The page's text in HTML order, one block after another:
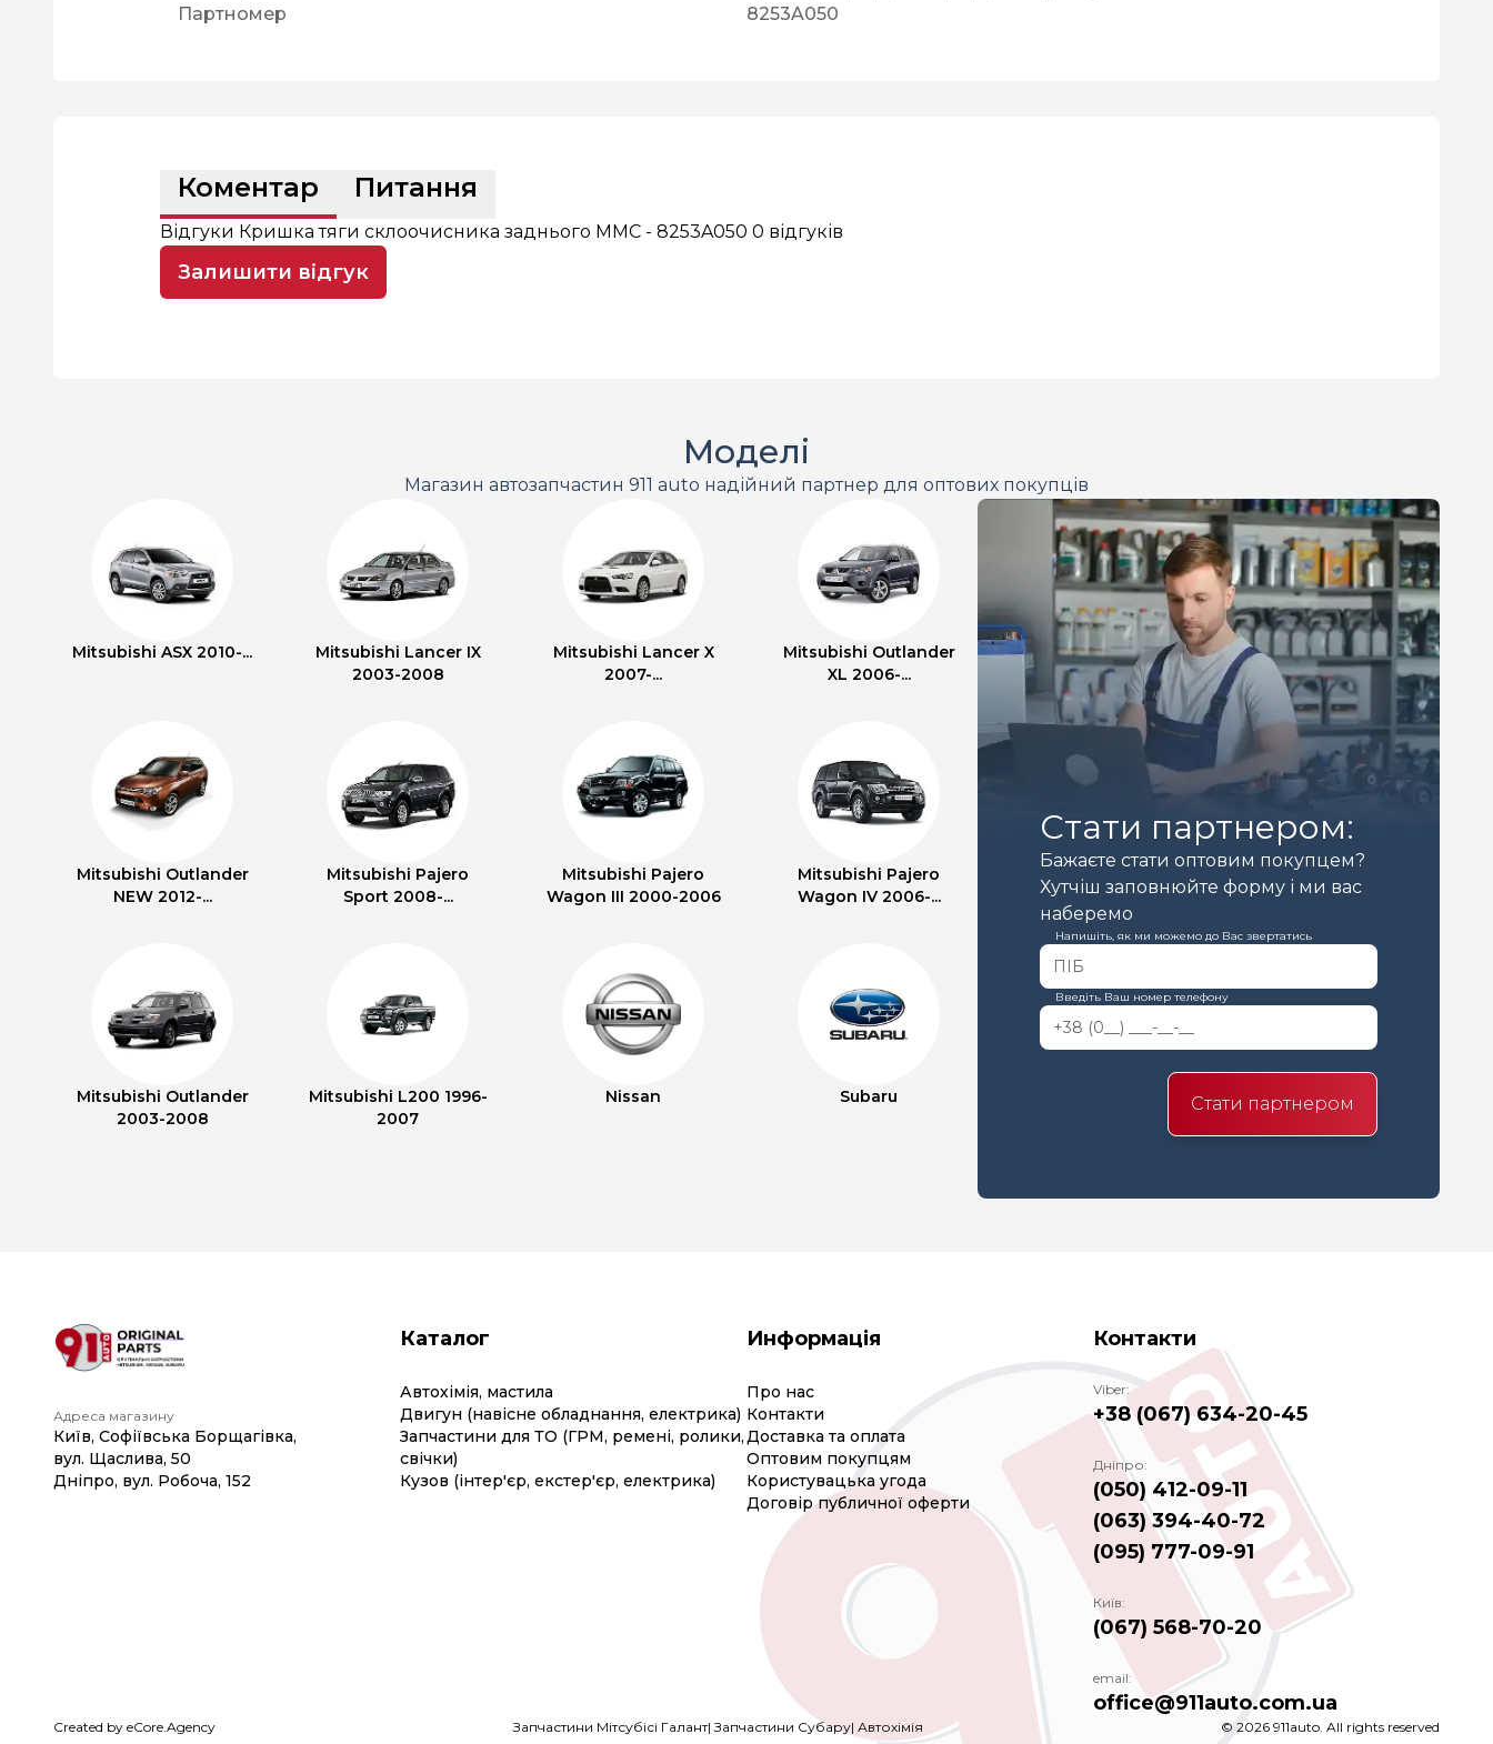
Партномер
8253A050
Коментар Питання
Відгуки Кришка тяги склоочисника заднього MMC - 8253A050 0 відгуків
Залишити відгук
Моделі
Магазин автозапчастин 911 auto надійний партнер для оптових покупців
Mitsubishi ASX 2010-...
Mitsubishi Lancer IX
2003-2008
Mitsubishi Lancer X
2007-...
Mitsubishi Outlander
XL 2006-...
Mitsubishi Outlander
NEW 2012-...
Mitsubishi Pajero
Sport 2008-...
Mitsubishi Pajero
Wagon III 2000-2006
Mitsubishi Pajero
Wagon IV 2006-...
Mitsubishi Outlander
2003-2008
Mitsubishi L200 1996-
2007
Nissan Subaru
Стати партнером:
Бажаєте стати оптовим покупцем?
Хутчіш заповнюйте форму і ми вас
наберемо
Напишіть, як ми можемо до Вас звертатись
Введіть Ваш номер телефону
Стати партнером
Адреса магазину
Київ, Софіївська Борщагівка,
вул. Щаслива, 50
Дніпро, вул. Робоча, 152
Каталог
Автохімія, мастила
Двигун (навісне обладнання, електрика)
Запчастини для ТО (ГРМ, ремені, ролики,
свічки)
Кузов (інтер'єр, екстер'єр, електрика)
Информація
Про нас
Контакти
Доставка та оплата
Оптовим покупцям
Користувацька угода
Договір публичної оферти
Контакти
Viber:
+38 (067) 634-20-45
Дніпро:
(050) 412-09-11
(063) 394-40-72
(095) 777-09-91
Київ:
(067) 568-70-20
email:
office@911auto.com.ua
Created by eCore.Agency Запчастини Мітсубісі Галант|Запчастини Субару| Автохімія © 2026 911auto. All rights reserved